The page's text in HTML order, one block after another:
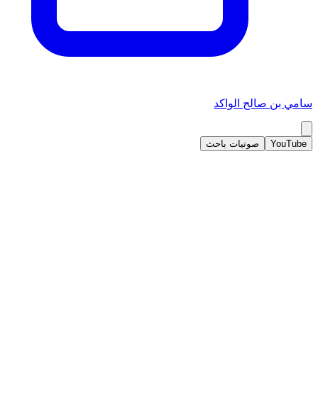
سامي بن صالح الواكد
YouTube صوتيات باحث